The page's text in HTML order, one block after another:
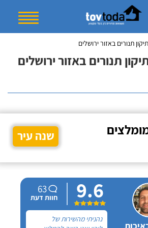
תיקון תנורים באזור ירושלים
תנורים באזור ירושלים
שנה עיר
9.6
63
חוות דעת
נהניתי מהשירות של